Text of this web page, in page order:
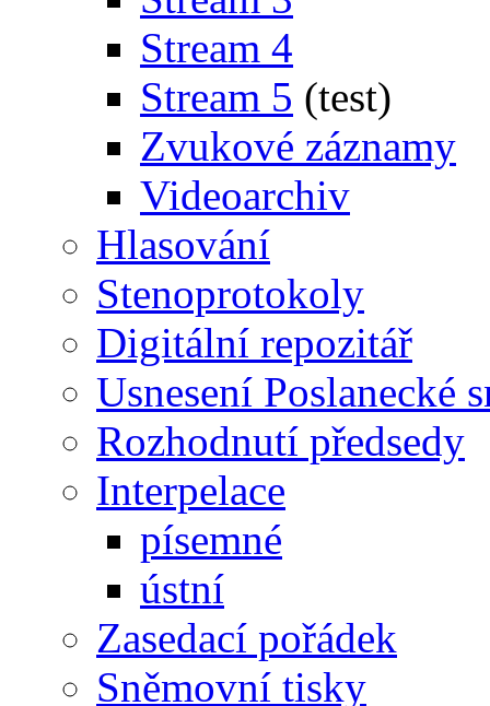
Stream 4
Stream 5 (test)
Zvukové záznamy
Videoarchiv
Hlasování
Stenoprotokoly
Digitální repozitář
Usnesení Poslanecké
Rozhodnutí předsedy
Interpelace
písemné
ústní
Zasedací pořádek
Sněmovní tisky